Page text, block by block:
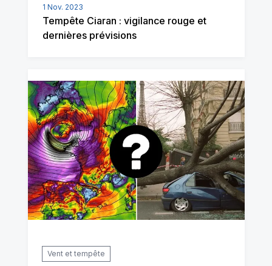
1 Nov. 2023
Tempête Ciaran : vigilance rouge et
dernières prévisions
Vent et tempête